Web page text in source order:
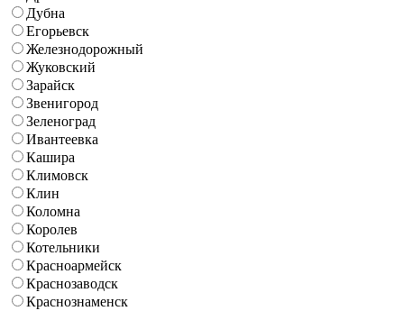
Дубна
Егорьевск
Железнодорожный
Жуковский
Зарайск
Звенигород
Зеленоград
Ивантеевка
Кашира
Климовск
Клин
Коломна
Королев
Котельники
Красноармейск
Краснозаводск
Краснознаменск